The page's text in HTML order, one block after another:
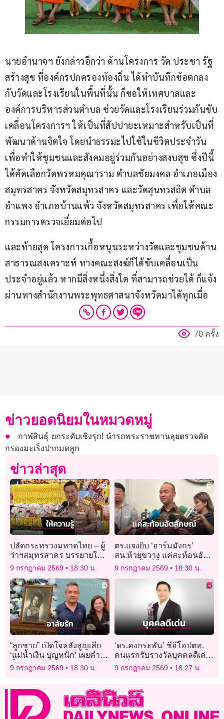
นายอำนาจฯ ยังกล่าวอีกว่า ด้านโครงการ วัด ประชา รัฐ
สร้างสุข ที่องค์กรปกครองท้องถิ่น ได้ทำบันทึกข้อตกลง
กับวัดและโรงเรียนในพื้นที่นั้น ก็ขอให้เทศบาลและ
องค์การบริหารส่วนตำบล ช่วยวัดและโรงเรียนร่วมกันขับ
เคลื่อนโครงการฯ ให้เป็นที่สัปปายะเหมาะสำหรับเป็นที่
พัฒนาด้านจิตใจ โดยนำธรรมะไปใช้ในชีวิตประจำวัน
เพื่อทำให้ชุมชนและสังคมอยู่ร่วมกันอย่างสงบสุข ซึ่งปีนี้
ได้คัดเลือกวัดพรหมคุณาราม ตำบลชัยมงคล อำเภอเมือง
สมุทรสาคร จังหวัดสมุทรสาคร และวัดสุนทรสถิต ตำบล
อำแพง อำเภอบ้านแพ้ว จังหวัดสมุทรสาคร เพื่อให้คณะ
กรรมการตรวจเยี่ยมต่อไป
และท้ายสุด โครงการเกื้อหนุนระหว่างวัดและชุมชนด้าน
สาธารณสงเคราะห์ ทางคณะสงฆ์ก็ได้ขับเคลื่อนเป็น
ประจำอยู่แล้ว หากมีสิ่งหนึ่งสิ่งใด ที่สามารถช่วยได้ ก็แจ้ง
ผ่านทางสำนักงานพระพุทธศาสนาจังหวัดมาได้ทุกเมื่อ
70 ครั้ง
ข่าวยอดนิยมในหมวดหมู่
กาฬสินธุ์ ยกระดับเชิงรุก! นำรถพระราชทานลุยตรวจคัด
กรองมะเร็งปากมดลูก
ข่าวล่าสุด
ปลัดกระทรวงมหาดไทย – ผู้
ว่าฯสมุทรสาคร บรรยายให้
ความรู้พระสังฆาธิการ
9 กรกฎาคม 2569 18:30 น.
ตร.แจงยิบ ‘อาร์มมังกร’
สน.ห้วยขวาง แค่สะท้อนอัต
ลักษณ์พื้นที่ตั้งสถานทูตจีน-
ปัดโยงทุนจีน
9 กรกฎาคม 2569 18:30 น.
“ลูกชาย” เปิดใจหลังสูญเสีย
‘แม่น้ำเงิน บุญหนัก’ เผยคำ
สั้นๆถึงแม่”ไม่ต้องห่วงไก่นะ
ไก่รักแม่!
9 กรกฎาคม 2569 18:30 น.
‘ดร.คงกระพัน’ ซีอีโอปตท.
คนแรกรับรางวัลบุคคลดีเด่น
ยึดมั่นต้านทุจริต
9 กรกฎาคม 2569 18:27 น.